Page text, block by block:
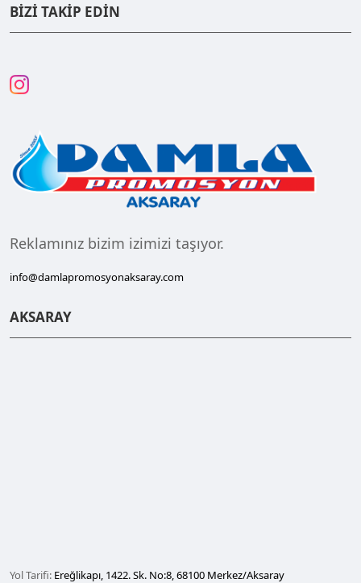
BİZİ TAKİP EDİN
Reklamınız bizim izimizi taşıyor.
info@damlapromosyonaksaray.com
AKSARAY
Yol Tarifi: Ereğlikapı, 1422. Sk. No:8, 68100 Merkez/Aksaray